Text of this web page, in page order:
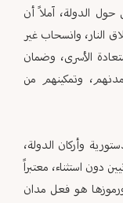
حول الدولة، آملاً أن
وانسحاب غير
الأسرى، وضمان
وتمكينهم من
وأركان الدولة،
دون استثناء، معتبراً
هو فعل مدان